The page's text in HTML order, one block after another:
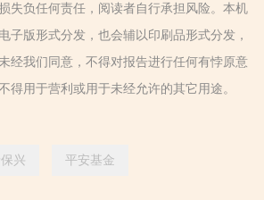
失负任何责任，阅读者自行承担风险。本机
子版形式分发，也会辅以印刷品形式分发，
经我们同意，不得对报告进行任何有悖原意
得用于营利或用于未经允许的其它用途。
兴 平安基金